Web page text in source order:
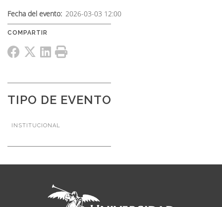
Fecha del evento 2026-03-03 12:00
TIPO DE EVENTO
INSTITUCIONAL